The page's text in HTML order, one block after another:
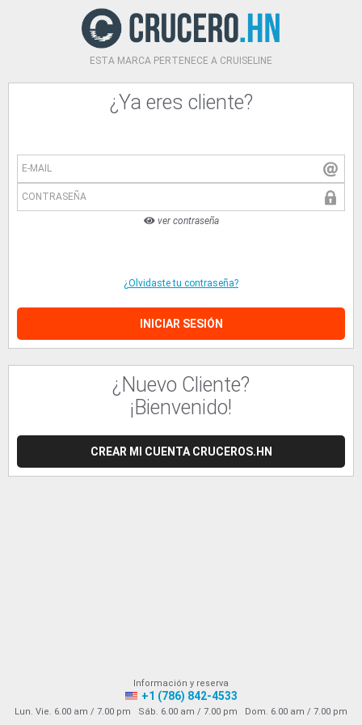
ESTA MARCA PERTENECE A CRUISELINE
¿Ya eres cliente?
E-MAIL
CONTRASEÑA
ver contraseña
¿Olvidaste tu contraseña?
INICIAR SESIÓN
¿Nuevo Cliente?
¡Bienvenido!
CREAR MI CUENTA CRUCEROS.HN
Información y reserva
+1 (786) 842-4533
Lun. Vie. 6.00 am / 7.00 pm Sáb. 6.00 am / 7.00 pm Dom. 6.00 am / 7.00 pm